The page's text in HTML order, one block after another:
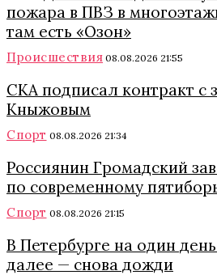
пожара в ПВЗ в
там есть «Озон»
Происшествия 08.08.2026 21:55
СКА подписал контракт с
Кныжовым
Спорт 08.08.2026 21:34
Россиянин Громадский
по современному
Спорт 08.08.2026 21:15
В Петербурге на один
далее — снова дожди